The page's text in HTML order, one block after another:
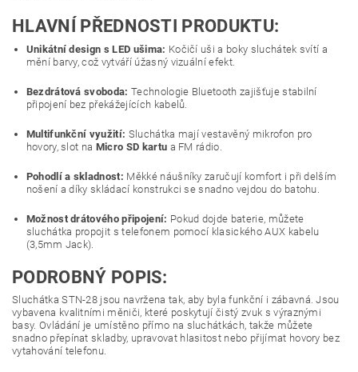
HLAVNÍ PŘEDNOSTI PRODUKTU:
Unikátní design s LED ušima: Kočičí uši a boky sluchátek svítí a
mění barvy, což vytváří úžasný vizuální efekt.
Bezdrátová svoboda: Technologie Bluetooth zajišťuje stabilní
připojení bez překážejících kabelů.
Multifunkční využití: Sluchátka mají vestavěný mikrofon pro
hovory, slot na Micro SD kartu a FM rádio.
Pohodlí a skladnost: Měkké náušníky zaručují komfort i při delším
nošení a díky skládací konstrukci se snadno vejdou do batohu.
Možnost drátového připojení: Pokud dojde baterie, můžete
sluchátka propojit s telefonem pomocí klasického AUX kabelu
(3,5mm Jack).
PODROBNÝ POPIS:
Sluchátka STN-28 jsou navržena tak, aby byla funkční i zábavná. Jsou
vybavena kvalitními měniči, které poskytují čistý zvuk s výraznými
basy. Ovládání je umístěno přímo na sluchátkách, takže můžete
snadno přepínat skladby, upravovat hlasitost nebo přijímat hovory bez
vytahování telefonu.